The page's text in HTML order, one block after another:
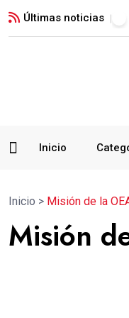
Últimas noticias
Inicio
Inicio > Misión de la
Misión